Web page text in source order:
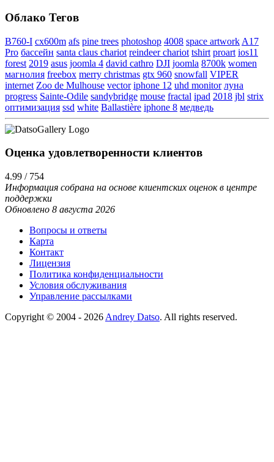
Облако Тегов
B760-I cx600m afs pine trees photoshop 4008 space artwork A17
Pro бассейн santa claus chariot reindeer chariot tshirt proart ios11
forest 2019 asus joomla 4 david cathro DJI joomla 8700k women
магнолия freebox merry christmas gtx 960 snowfall VIPER
internet Zoo de Mulhouse vector iphone 12 uhd monitor луна
progress Sainte-Odile sandybridge mouse fractal ipad 2018 jbl strix
оптимизация ssd white Ballastière iphone 8 медведь
Оценка удовлетворенности клиентов
4.99 / 754
Информация собрана на основе клиентских оценок в центре
поддержки
Обновлено 8 августа 2026
Вопросы и ответы
Карта
Контакт
Лицензия
Политика конфиденциальности
Условия обслуживания
Управление рассылками
Copyright © 2004 - 2026 Andrey Datso. All rights reserved.